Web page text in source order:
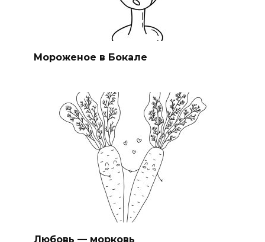
Мороженое в Бокале
Любовь — морковь